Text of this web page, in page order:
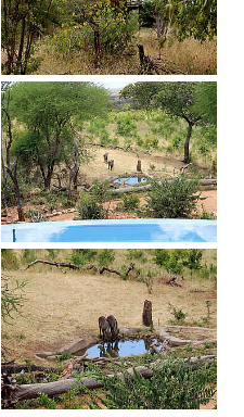
Show larger version
Show larger version